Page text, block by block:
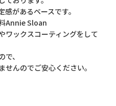
があるベースです。
Annie Sloan
ワックスコーティングをして
、
んのでご安心ください。